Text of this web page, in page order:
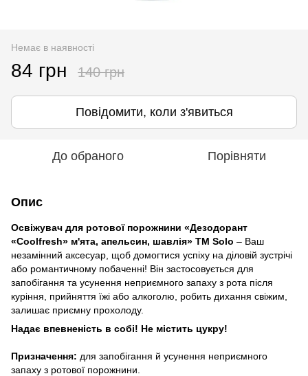
Немає в наявності
84 грн 140 грн
Повідомити, коли з'явиться
До обраного Порівняти
Опис
Освіжувач для ротової порожнини «Дезодорант
«Coolfresh» м'ята, апельсин, шавлія» ТМ Solo – Ваш
незамінний аксесуар, щоб домогтися успіху на діловій зустрічі
або романтичному побаченні! Він застосовується для
запобігання та усунення неприємного запаху з рота після
куріння, прийняття їжі або алкоголю, робить дихання свіжим,
залишає приємну прохолоду.
Надає впевненість в собі! Не містить цукру!
Призначення: для запобігання й усунення неприємного
запаху з ротової порожнини.